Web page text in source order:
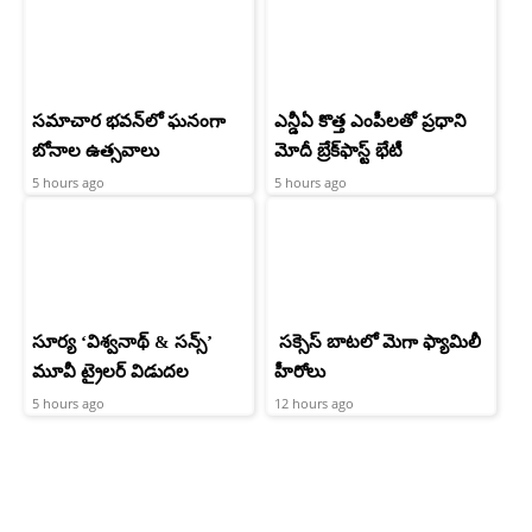
సమాచార భవన్‌లో ఘనంగా
బోనాల ఉత్సవాలు
5 hours ago
ఎన్డీఏ కొత్త ఎంపీలతో ప్రధాని
మోదీ బ్రేక్‌ఫాస్ట్ భేటీ
5 hours ago
సూర్య ‘విశ్వనాథ్ & సన్స్’
మూవీ ట్రైలర్ విడుదల
5 hours ago
సక్సెస్ బాటలో మెగా ఫ్యామిలీ
హీరోలు
12 hours ago